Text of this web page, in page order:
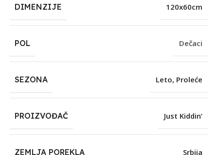
DIMENZIJE 120x60cm
POL Dečaci
SEZONA Leto, Proleće
PROIZVOĐAČ Just Kiddin’
ZEMLJA POREKLA Srbija